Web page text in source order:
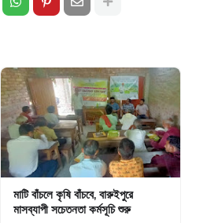
মাটি বাঁচলে কৃষি বাঁচবে, বারুইপুরে
মাসব্যাপী সচেতনতা কর্মসূচি শুরু